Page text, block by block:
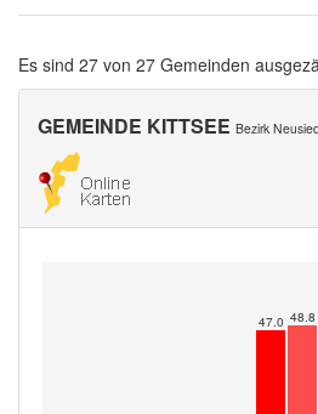
Es sind 27 von 27 Gemeinden
GEMEINDE KITTSEE Bezirk
47.0 48.8